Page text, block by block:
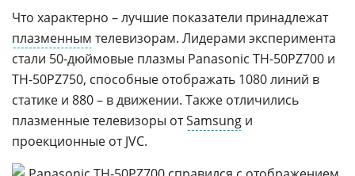
Что характерно – лучшие показатели принадлежат
плазменным телевизорам. Лидерами эксперимента
стали 50-дюймовые плазмы Panasonic TH-50PZ700 и
TH-50PZ750, способные отображать 1080 линий в
статике и 880 – в движении. Также отличились
плазменные телевизоры отSamsung и
проекционные от JVC.